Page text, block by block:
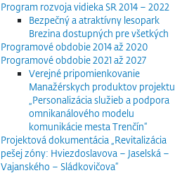
Program rozvoja vidieka SR 2014 – 2022
Bezpečný a atraktívny lesopark
Brezina dostupných pre všetkých
Programové obdobie 2014 až 2020
Programové obdobie 2021 až 2027
Verejné pripomienkovanie
Manažérskych produktov projektu
„Personalizácia služieb a podpora
omnikanálového modelu
komunikácie mesta Trenčín“
Projektová dokumentácia „Revitalizácia
pešej zóny: Hviezdoslavova – Jaselská –
Vajanského – Sládkovičova“